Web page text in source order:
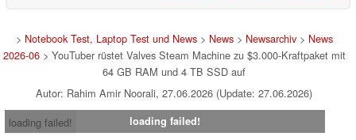
> Notebook Test, Laptop Test und News> News> Newsarchiv> News
2026-06> YouTuber rüstet Valves Steam Machine zu $3.000-Kraftpaket mit
64 GB RAM und 4 TB SSD auf
Autor: Rahim Amir Noorali, 27.06.2026 (Update: 27.06.2026)
loading failed!
loading failed!